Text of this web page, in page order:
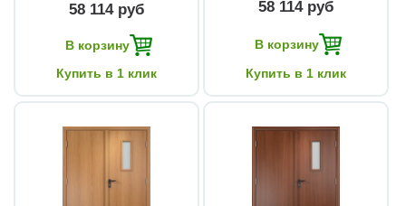
58 114 руб
В корзину
Купить в 1 клик
58 114 руб
В корзину
Купить в 1 клик